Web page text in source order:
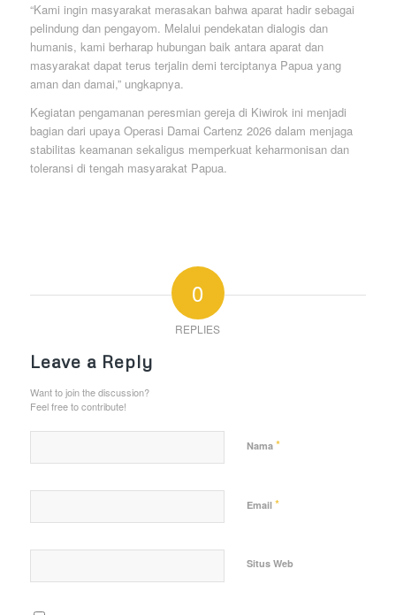
“Kami ingin masyarakat merasakan bahwa aparat hadir sebagai
pelindung dan pengayom. Melalui pendekatan dialogis dan
humanis, kami berharap hubungan baik antara aparat dan
masyarakat dapat terus terjalin demi terciptanya Papua yang
aman dan damai,” ungkapnya.
Kegiatan pengamanan peresmian gereja di Kiwirok ini menjadi
bagian dari upaya Operasi Damai Cartenz 2026 dalam menjaga
stabilitas keamanan sekaligus memperkuat keharmonisan dan
toleransi di tengah masyarakat Papua.
0
REPLIES
Leave a Reply
Want to join the discussion?
Feel free to contribute!
Nama *
Email *
Situs Web